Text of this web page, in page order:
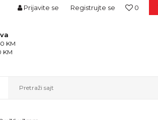
0
Prijavite se Registrujte se
KM
KM
Pretraži sajt